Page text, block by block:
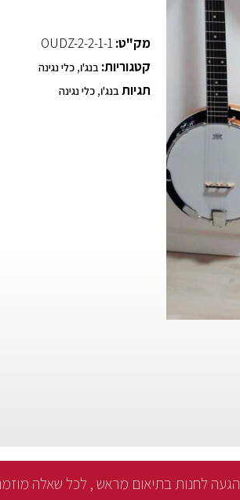
מק"ט:OUDZ-2-2-1-1
קטגוריות: בנג'ו, כלי נגינה
תגיותבנג'ו, כלי נגינה
הגעה לחנות בתיאום מראש , לכל שאלה מוזמנים לחייג